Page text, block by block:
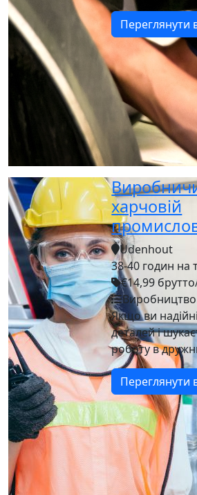
Переглянути
харчовій
Udenhout
38-40 годин на
€14,99
Виробництво
Якщо ви
деталей і
роботу в
Переглянути